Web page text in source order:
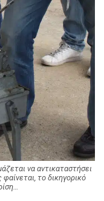
να αντικαταστήσει
το δικηγορικό